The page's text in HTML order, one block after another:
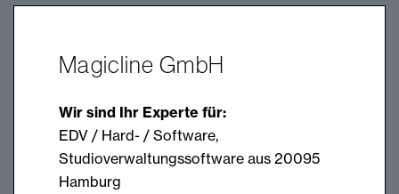
Magicline GmbH
Wir sind Ihr Experte für:
EDV / Hard- / Software,
Studioverwaltungssoftware aus 20095
Hamburg